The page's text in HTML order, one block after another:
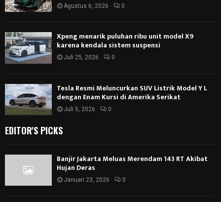
Agustus 6, 2026 0
Xpeng menarik puluhan ribu unit model X9
karena kendala sistem suspensi
Juli 25, 2026 0
Tesla Resmi Meluncurkan SUV Listrik Model Y L
dengan Enam Kursi di Amerika Serikat
Juli 5, 2026 0
EDITOR'S PICKS
Banjir Jakarta Meluas Merendam 143 RT Akibat
Hujan Deras
Januari 23, 2026 0